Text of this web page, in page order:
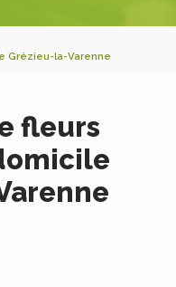
Grézieu-la-Varenne
fleurs